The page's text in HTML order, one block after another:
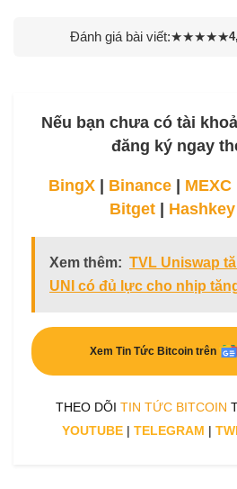
Đánh giá bài viết:★★★★★
Nếu bạn chưa có tài
đăng ký ngay
BingX | Binance | MEXC
Bitget| Hashkey
Xem thêm: TVL Uniswap
UNI có đủ lực cho nhịp
Xem Tin Tức Bitcoin trên
THEO DÕI TIN TỨC BITCOIN
YOUTUBE | TELEGRAM |